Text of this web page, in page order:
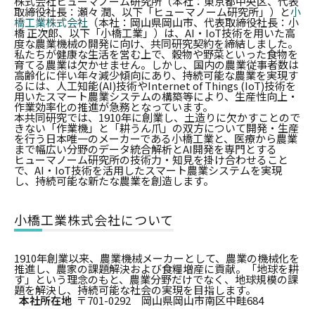
取締役社長：瀬々 潤、以下「ヒューマノーム研究所」）と小
橋工業株式会社 （本社：岡山県岡山市、代表取締役社長：小
橋 正次郎、以下「小橋工業」）は、AI・IoT技術を用いた高
度な農業機械の開発に向け、共同研究契約を締結しました。
私たちが健康な生活を営む上で、穀物や野菜といった食物を
育てる農業は欠かせません。しかし、国内の農業従事者数は
高齢化に伴い年々減少傾向にあり、持続可能な農業を実現す
るには、人工知能(AI)技術やInternet of Things (IoT)技術を
用いたスマート農業システムの構築等により、生産性向上・
作業効率化の推進が急務となっています。
本共同研究では、1910年に創業し、土造りに欠かすことので
きない「作業機」と「耕うん爪」の双方について開発・生産
を行う日本唯一のメーカーである小橋工業と、医療から農業
まで幅広い分野のデータ統合解析とAI開発を専門とする
ヒューマノーム研究所の技術力・知見を掛け合わせること
で、AI・IoT技術を活用したスマート農業システムを実現
し、持続可能な新たな農業を創造します。
小橋工業株式会社について
1910年創業以来、農業機械メーカーとして、農業の機械化を
推進し、農家の課題解決および食糧増産に貢献。「地球を耕
す」という理念のもと、農業分野だけでなく、地球規模の課
題を解決し、持続可能な社会の実現を目指します。
本社所在地 〒701-0292 岡山県岡山市南区中畦684